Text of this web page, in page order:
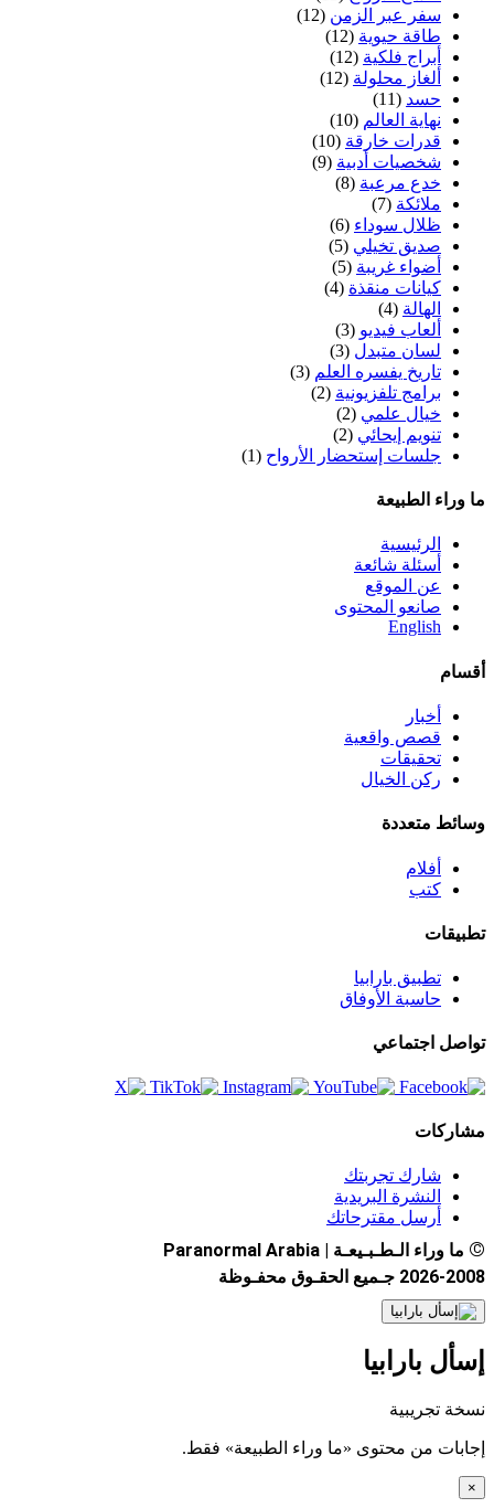
سفر عبر الزمن (12)
طاقة حيوية (12)
أبراج فلكية (12)
ألغاز محلولة (12)
حسد (11)
نهاية العالم (10)
قدرات خارقة (10)
شخصيات أدبية (9)
خدع مرعبة (8)
ملائكة (7)
ظلال سوداء (6)
صديق تخيلي (5)
أضواء غريبة (5)
كيانات منقذة (4)
الهالة (4)
ألعاب فيديو (3)
لسان متبدل (3)
تاريخ يفسره العلم (3)
برامج تلفزيونية (2)
خيال علمي (2)
تنويم إيحائي (2)
جلسات إستحضار الأرواح (1)
ما وراء الطبيعة
الرئيسية
أسئلة شائعة
عن الموقع
صانعو المحتوى
English
أقسام
أخبار
قصص واقعية
تحقيقات
ركن الخيال
وسائط متعددة
أفلام
كتب
تطبيقات
تطبيق بارابيا
حاسبة الأوفاق
تواصل اجتماعي
مشاركات
شارك تجربتك
النشرة البريدية
أرسل مقترحاتك
© ما وراء الـطـبـيعـة | Paranormal Arabia
2026-2008 جـميع الحقـوق محفـوظة
إسأل بارابيا
نسخة تجريبية
إجابات من محتوى «ما وراء الطبيعة» فقط.
×